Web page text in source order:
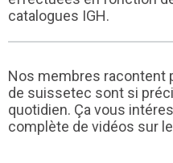
catalogues IGH.
Nos membres racontent
de suissetec sont si
quotidien. Ça vous
complète de vidéos sur